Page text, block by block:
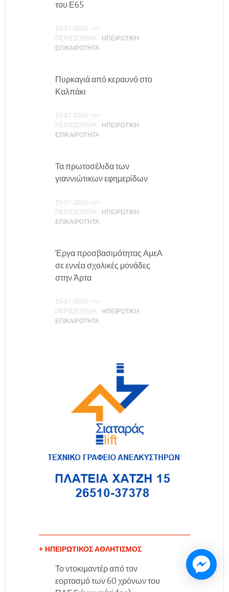
του Ε65
25-07-2026 ==>
ΠΕΡΙΣΣΟΤΕΡΑ
ΗΠΕΙΡΩΤΙΚΗ
ΕΠΙΚΑΙΡΟΤΗΤΑ
Πυρκαγιά από κεραυνό στο
Καλπάκι
25-07-2026 ==>
ΠΕΡΙΣΣΟΤΕΡΑ
ΗΠΕΙΡΩΤΙΚΗ
ΕΠΙΚΑΙΡΟΤΗΤΑ
Τα πρωτοσέλιδα των
γιαννιώτικων εφημερίδων
25-07-2026 ==>
ΠΕΡΙΣΣΟΤΕΡΑ
ΗΠΕΙΡΩΤΙΚΗ
ΕΠΙΚΑΙΡΟΤΗΤΑ
Έργα προσβασιμότητας ΑμεΑ
σε εννέα σχολικές μονάδες
στην Άρτα
25-07-2026 ==>
ΠΕΡΙΣΣΟΤΕΡΑ
ΗΠΕΙΡΩΤΙΚΗ
ΕΠΙΚΑΙΡΟΤΗΤΑ
+ ΗΠΕΙΡΩΤΙΚΌΣ ΑΘΛΗΤΙΣΜΌΣ
Το ντοκιμαντέρ από τον
εορτασμό των 60 χρόνων του